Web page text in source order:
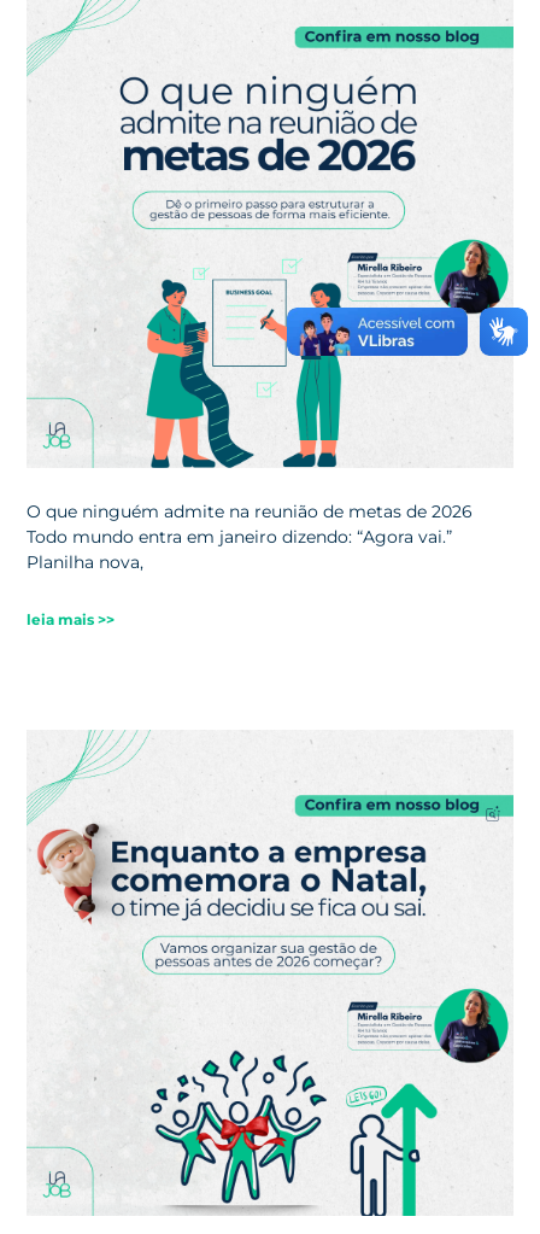
O que ninguém admite na reunião de metas de 2026
Todo mundo entra em janeiro dizendo: “Agora vai.”
Planilha nova,
leia mais >>